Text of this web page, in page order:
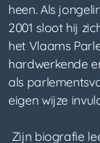
heen. Als
2001 sloot hij
het Vlaams
hardwerkende
als
eigen wijze
Zijn biografie